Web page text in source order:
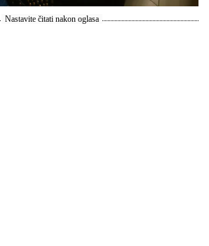
Nastavite čitati nakon oglasa